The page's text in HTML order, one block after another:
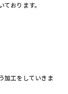
おります。
加工をしていきま